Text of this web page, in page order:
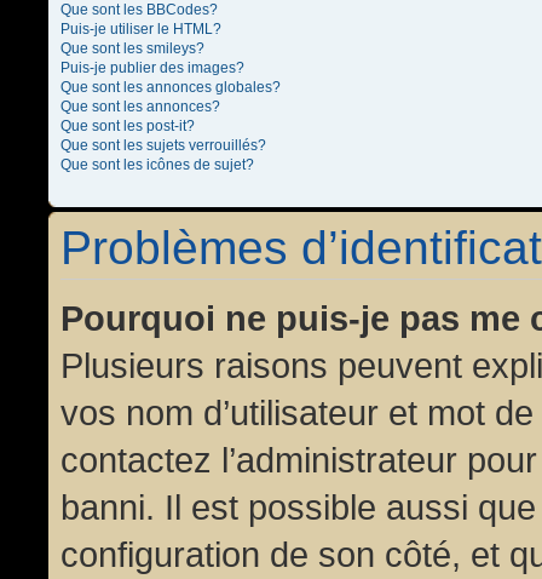
Que sont les BBCodes?
Puis-je utiliser le HTML?
Que sont les smileys?
Puis-je publier des images?
Que sont les annonces globales?
Que sont les annonces?
Que sont les post-it?
Que sont les sujets verrouillés?
Que sont les icônes de sujet?
Problèmes
Pourquoi ne puis-je pas me
Plusieurs raisons peuvent
vos nom d’utilisateur et mot
contactez l’administrateur
banni. Il est possible aussi
configuration de son côté, et